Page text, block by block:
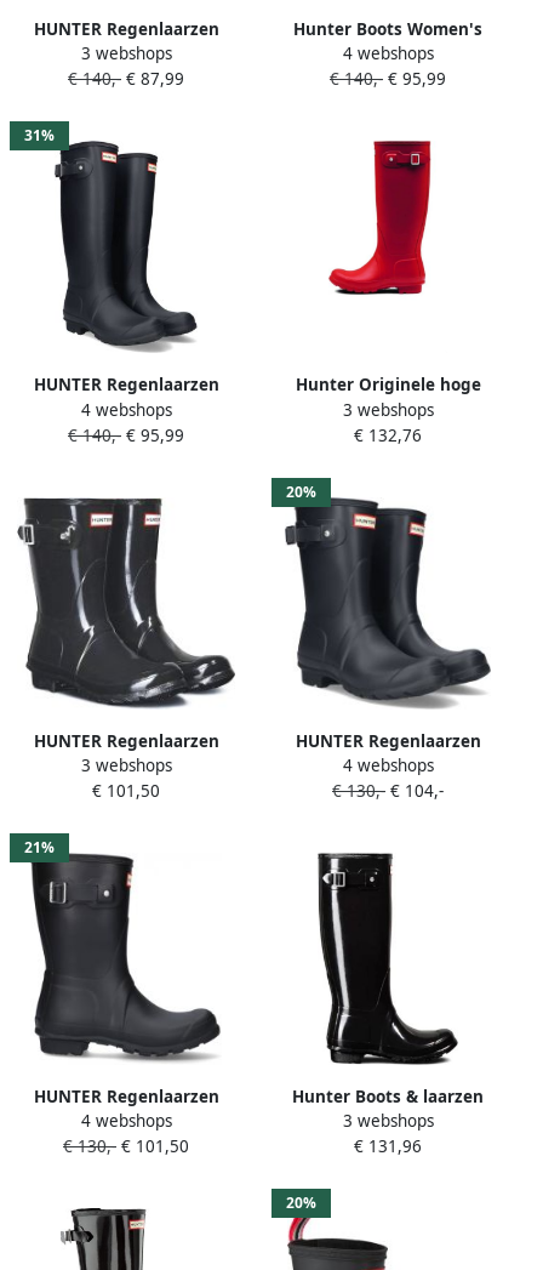
HUNTER Regenlaarzen
Dames Womens Original
Short Maat: 38 Materiaal:
3 webshops
€ 140,- € 87,99
Hunter Boots Women's
Original Tall Rubberlaarzen
olijfgroen
4 webshops
€ 140,- € 95,99
31%
HUNTER Regenlaarzen
Dames Womens Original
Tall Maat: 38 Materiaal:
4 webshops
€ 140,- € 95,99
Hunter Originele hoge
regenlaarzen in donkergrijs
Red Dames
3 webshops
€ 132,76
HUNTER Regenlaarzen
Dames Womens Original
Short Maat: 38 Materiaal:
3 webshops
€ 101,50
20%
HUNTER Regenlaarzen
Dames Womens Original
Short Maat: 42 Materiaal:
4 webshops
€ 130,- € 104,-
21%
HUNTER Regenlaarzen
Dames Womens Original
Short Maat: 37 Materiaal:
4 webshops
€ 130,- € 101,50
Hunter Boots & laarzen
Womens Original Tall Gloss
Boot Black in zwart
3 webshops
€ 131,96
20%